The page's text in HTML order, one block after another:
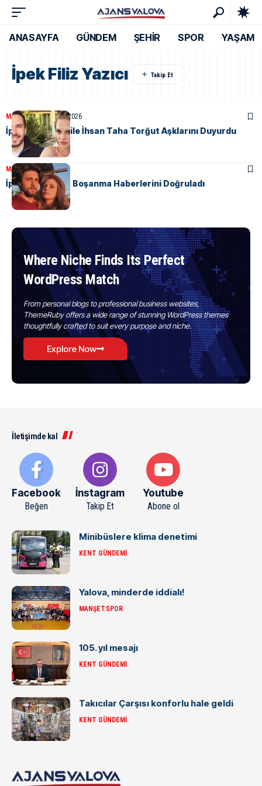
ANASAYFA GÜNDEM ŞEHİR SPOR YAŞAM
İpek Filiz Yazıcı
MAGAZIN16 Haziran 2026
İpek Filiz Yazıcı ile İhsan Taha Torğut Aşklarını Duyurdu
MAGAZIN9 Ekim 2025
İpek Filiz Yazıcı, Boşanma Haberlerini Doğruladı
Where Niche Finds Its Perfect
WordPress Match
From personal blogs to professional business websites,
ThemeRuby offers a wide range of stunning WordPress themes
thoughtfully crafted to suit every purpose and niche.
Explore Now
İletişimde kal
Facebook
Beğen
İnstagram
Takip Et
Youtube
Abone ol
Minibüslere klima denetimi
KENT GÜNDEMI
Yalova, minderde iddialı!
MANŞETSPOR
105. yıl mesajı
KENT GÜNDEMI
Takıcılar Çarşısı konforlu hale geldi
KENT GÜNDEMI